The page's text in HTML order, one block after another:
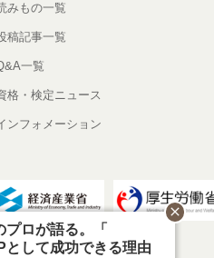
みもの一覧
稿記事一覧
一覧
格・検定ニュース
ンフォメーション
プロが語る。「40
として成功できる理由
close